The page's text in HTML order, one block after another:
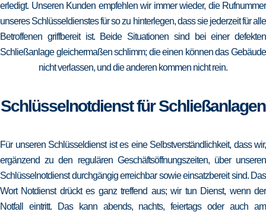
erledigt. Unseren Kunden empfehlen wir immer wieder, die Rufnummer
unseres Schlüsseldienstes für so zu hinterlegen, dass sie jederzeit für alle
Betroffenen griffbereit ist. Beide Situationen sind bei einer defekten
Schließanlage gleichermaßen schlimm; die einen können das Gebäude
nicht verlassen, und die anderen kommen nicht rein.
Schlüsselnotdienst für Schließanlagen
Für unseren Schlüsseldienst ist es eine Selbstverständlichkeit, dass wir,
ergänzend zu den regulären Geschäftsöffnungszeiten, über unseren
Schlüsselnotdienst durchgängig erreichbar sowie einsatzbereit sind. Das
Wort Notdienst drückt es ganz treffend aus; wir tun Dienst, wenn der
Notfall eintritt. Das kann abends, nachts, feiertags oder auch am